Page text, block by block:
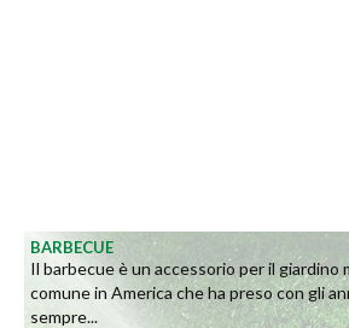
BARBECUE
Il barbecue è un accessorio per il giardino
comune in America che ha preso con gli
sempre...